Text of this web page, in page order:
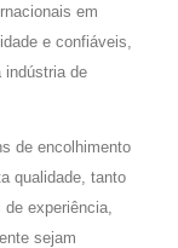
em
e confiáveis,
indústria de
de encolhimento
qualidade, tanto
experiência,
sejam